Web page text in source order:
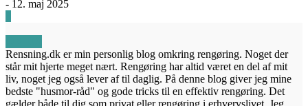
- 12. maj 2025
Rensning.dk er min personlig blog omkring rengøring. Noget der
står mit hjerte meget nært. Rengøring har altid været en del af mit
liv, noget jeg også lever af til daglig. På denne blog giver jeg mine
bedste "husmor-råd" og gode tricks til en effektiv rengøring. Det
gælder både til dig som privat eller rengøring i erhvervslivet. Jeg